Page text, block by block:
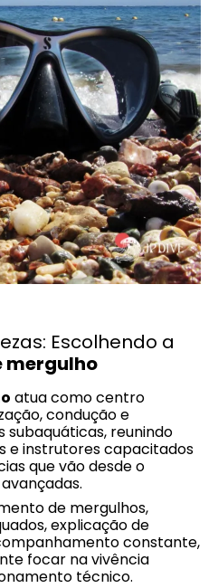
Escolhendo a
mergulho
atua como centro
condução e
subaquáticas, reunindo
e instrutores capacitados
que vão desde o
de mergulhos,
explicação de
constante,
focar na vivência
técnico.